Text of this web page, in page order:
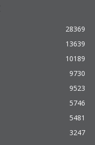
28369
13639
10189
9730
9523
5746
5481
3247